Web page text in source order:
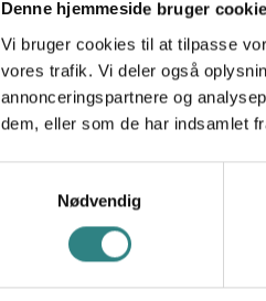
Denne hjemmeside bruger
Vi bruger cookies til at tilpasse
vores trafik. Vi deler også
annonceringspartnere og
dem, eller som de har indsamlet
Nødvendig